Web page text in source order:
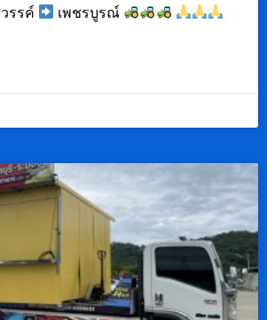
รรค์
เพชรบูรณ์